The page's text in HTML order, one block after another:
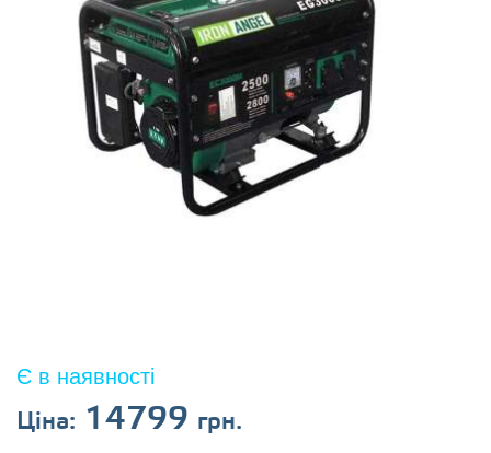
Є в наявності
Ціна: 14799 грн.